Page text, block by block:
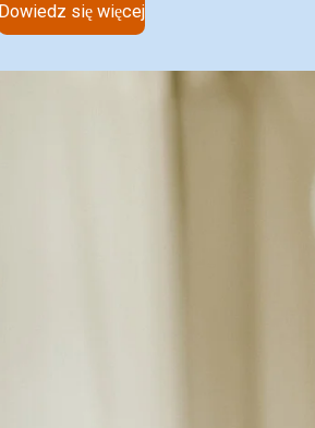
Dowiedz się więcej